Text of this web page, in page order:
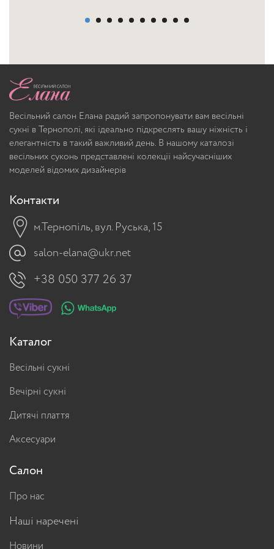
Весільний салон Елана радий запропонувати вам весільні
сукні в Тернополі, які ідеально підкреслять вашу ніжність і
елегантність в такий важливий день. В нашому каталозі
весільних суконь представлені колекції найсучасніших
моделей відомих дизайнерів
Контакти
м.Тернопіль, вул. Руська, 15
salon-elana@ukr.net
+38 050 377 26 37
Каталог
Весільні сукні
Вечірні сукні
Дитячі плаття
Аксесуари
Салон
Про нас
Наші наречені
Новини